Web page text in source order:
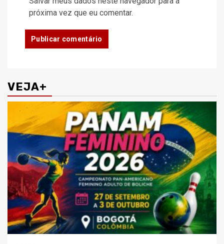
próxima vez que eu comentar.
VEJA+